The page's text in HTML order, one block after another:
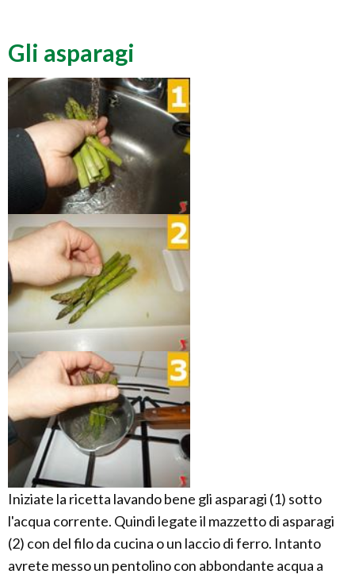
Gli asparagi
Iniziate la ricetta lavando bene gli asparagi (1) sotto
l'acqua corrente. Quindi legate il mazzetto di asparagi
(2) con del filo da cucina o un laccio di ferro. Intanto
avrete messo un pentolino con abbondante acqua a